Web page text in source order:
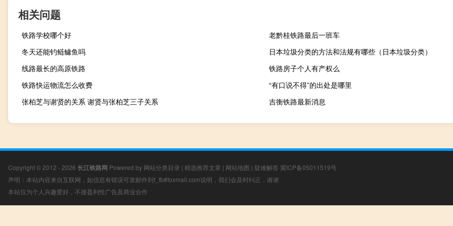
相关问题
铁路学校哪个好
老黔桂铁路最后一班车
冬天还能钓鲢鳙鱼吗
日本垃圾分类的方法和法规有哪些（日本垃圾分类）
线路最长的高原铁路
铁路房子个人有产权么
铁路快运物流怎么收费
“有口说不得”的出处是哪里
张柏芝与谢贤的关系 谢贤与张柏芝三子关系
吉衡铁路最新消息
Copyright © 2012 - 2026 长江铁路网 Powered by 网站分类目录 | 精选推荐文章 | 网站地图 | 疑难解答 冀ICP备05011519号
声明：本站内容来自互联网，如信息有错误可发邮件到f_fb#foxmail.com说明，我们会及时纠正，谢谢
本站仅为个人兴趣爱好，不接盈利性广告及商业合作